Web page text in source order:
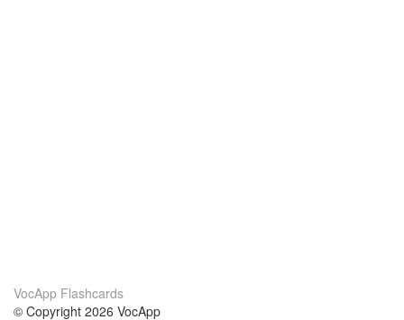
VocApp Flashcards
© Copyright 2026 VocApp